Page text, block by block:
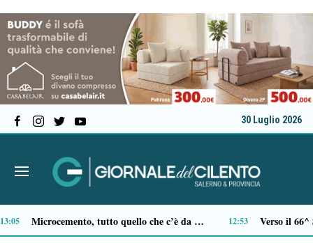
30 Luglio 2026
11:15 Al Festival dell’Aspide arriva “Il tempo delle radici”: un cammino immersivo tra memoria, mindfulness e sapori 10:54